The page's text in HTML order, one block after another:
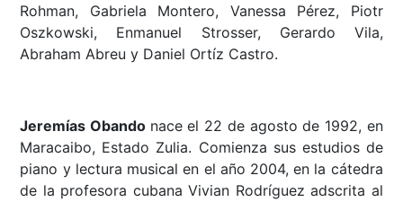
Rohman, Gabriela Montero, Vanessa Pérez, Piotr
Oszkowski, Enmanuel Strosser, Gerardo Vila,
Abraham Abreu y Daniel Ortíz Castro.
Jeremías Obando nace el 22 de agosto de 1992, en
Maracaibo, Estado Zulia. Comienza sus estudios de
piano y lectura musical en el año 2004, en la cátedra
de la profesora cubana Vivian Rodríguez adscrita al